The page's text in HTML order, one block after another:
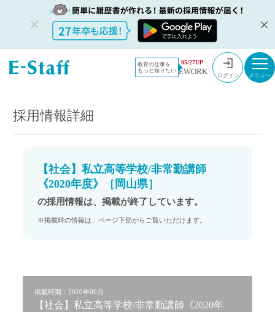
教育の仕事を
もっと知りたい
05/27UP
EWORK ログイン
教員採用情
報のイー・
採用情報
【社会】私立高等学校/非常勤講師《2020年度》［岡山県］
採用情報詳細
【社会】私立高等学校/非常勤講師
《2020年度》［岡山県］
の採用情報は、掲載が終了しています。
※掲載時の情報は、ページ下部からご覧いただけます。
掲載時期：2020年09月
【社会】私立高等学校/非常勤講師《2020年